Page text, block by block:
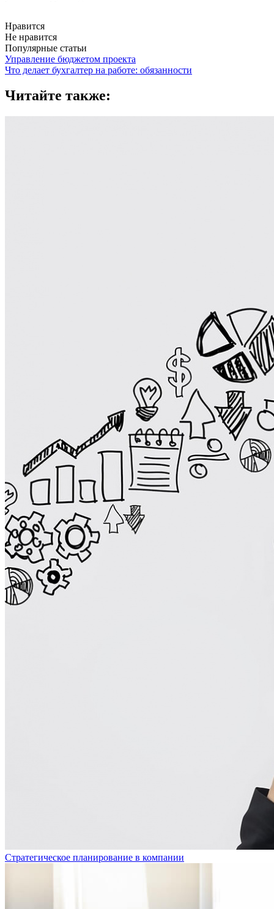
Нравится
Не нравится
Популярные статьи
Управление бюджетом проекта
Что делает бухгалтер на работе: обязанности
Читайте также:
Стратегическое планирование в компании